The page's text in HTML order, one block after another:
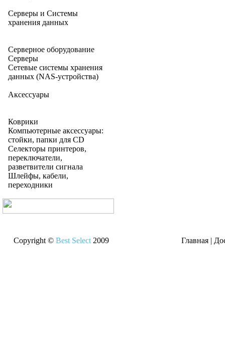
Серверы и Системы
хранения данных
Серверное оборудование
Серверы
Сетевые системы хранения
данных (NAS-устройства)
Аксессуары
Коврики
Компьютерные аксессуары:
стойки, папки для CD
Селекторы принтеров,
переключатели,
разветвители сигнала
Шлейфы, кабели,
переходники
Copyright © Best Select2009 Главная |